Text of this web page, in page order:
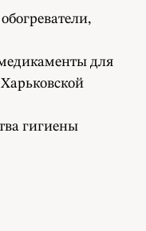
для
гигиены